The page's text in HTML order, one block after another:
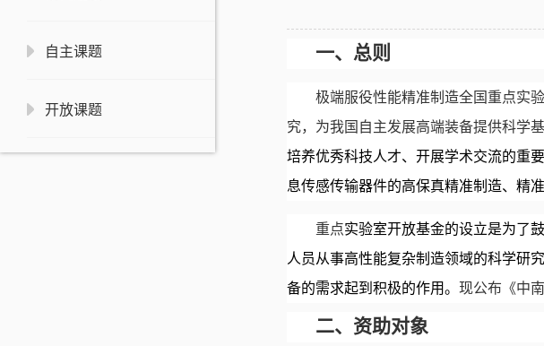
自主课题
开放课题
一、总则
极端服役性能精准制造全国重点实
究，为我国自主发展高端装备提供科学
培养优秀科技人才、开展学术交流的重
息传感传输器件的高保真精准制造、 精
重点实验室开放基金的设立是为了
人员从事高性能复杂制造领域的科学研
备的需求起到积极的作用。 现公布《中
二、资助对象